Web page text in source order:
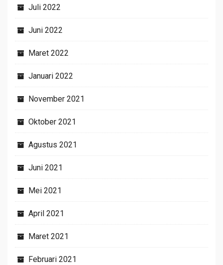
Juli 2022
Juni 2022
Maret 2022
Januari 2022
November 2021
Oktober 2021
Agustus 2021
Juni 2021
Mei 2021
April 2021
Maret 2021
Februari 2021